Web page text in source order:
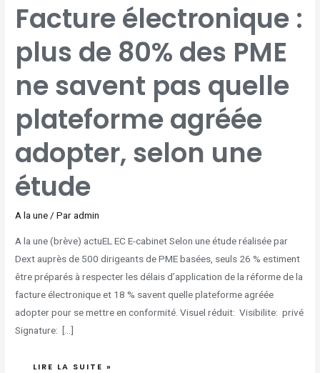
Facture électronique :
plus de 80% des PME
ne savent pas quelle
plateforme agréée
adopter, selon une
étude
A la une/ Paradmin
A la une (brève) actuEL EC E-cabinet Selon une étude réalisée par
Dext auprès de 500 dirigeants de PME basées, seuls 26 % estiment
être préparés à respecter les délais d’application de la réforme de la
facture électronique et 18 % savent quelle plateforme agréée
adopter pour se mettre en conformité. Visuel réduit: Visibilite: privé
Signature: […]
ÉLECTRONIQUE
:
PLUS
80%
DES
PME
NE
QUELLE
PLATEFORME
AGRÉÉE
SELON
UNE
ÉTUDE
LIRE LA SUITE »